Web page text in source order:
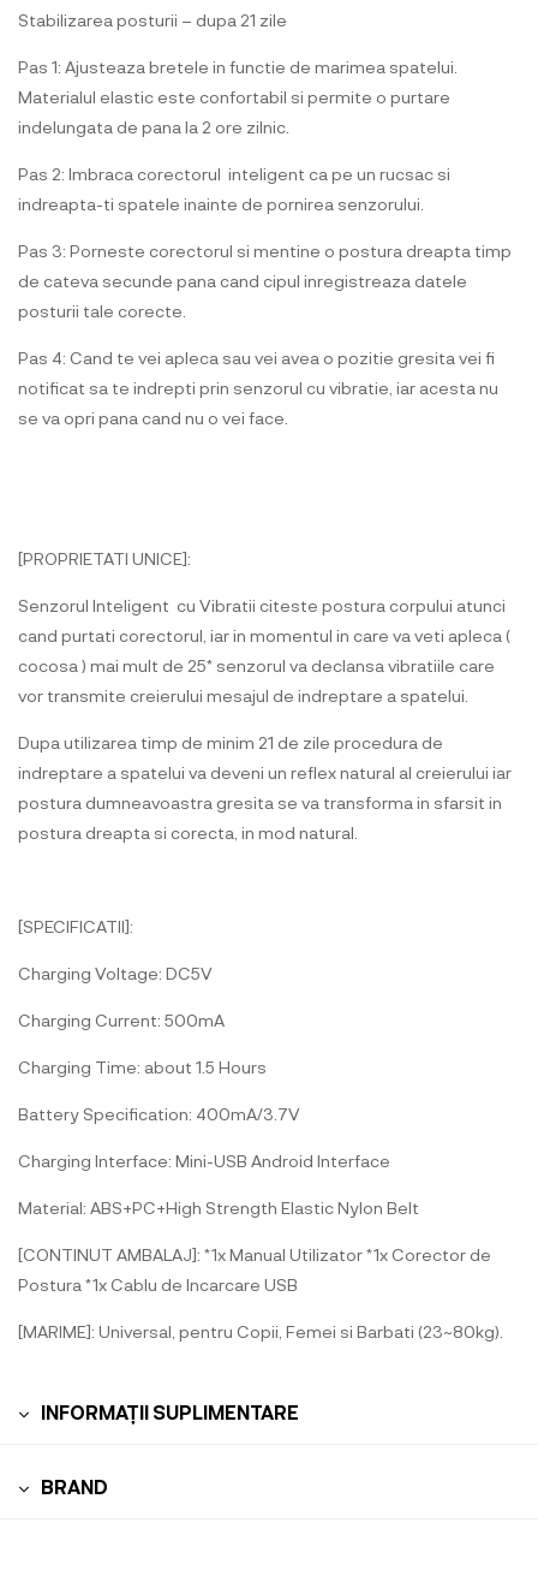
Stabilizarea posturii – dupa 21 zile
Pas 1: Ajusteaza bretele in functie de marimea spatelui.
Materialul elastic este confortabil si permite o purtare
indelungata de pana la 2 ore zilnic.
Pas 2: Imbraca corectorul inteligent ca pe un rucsac si
indreapta-ti spatele inainte de pornirea senzorului.
Pas 3: Porneste corectorul si mentine o postura dreapta timp
de cateva secunde pana cand cipul inregistreaza datele
posturii tale corecte.
Pas 4: Cand te vei apleca sau vei avea o pozitie gresita vei fi
notificat sa te indrepti prin senzorul cu vibratie, iar acesta nu
se va opri pana cand nu o vei face.
[PROPRIETATI UNICE]:
Senzorul Inteligent cu Vibratii citeste postura corpului atunci
cand purtati corectorul, iar in momentul in care va veti apleca (
cocosa ) mai mult de 25* senzorul va declansa vibratiile care
vor transmite creierului mesajul de indreptare a spatelui.
Dupa utilizarea timp de minim 21 de zile procedura de
indreptare a spatelui va deveni un reflex natural al creierului iar
postura dumneavoastra gresita se va transforma in sfarsit in
postura dreapta si corecta, in mod natural.
[SPECIFICATII]:
Charging Voltage: DC5V
Charging Current: 500mA
Charging Time: about 1.5 Hours
Battery Specification: 400mA/3.7V
Charging Interface: Mini-USB Android Interface
Material: ABS+PC+High Strength Elastic Nylon Belt
[CONTINUT AMBALAJ]: *1x Manual Utilizator *1x Corector de
Postura *1x Cablu de Incarcare USB
[MARIME]: Universal, pentru Copii, Femei si Barbati (23~80kg).
INFORMAȚII SUPLIMENTARE
BRAND